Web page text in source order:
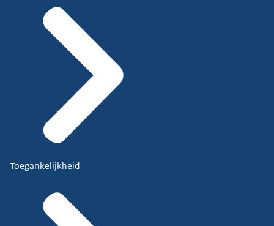
Toegankelijkheid